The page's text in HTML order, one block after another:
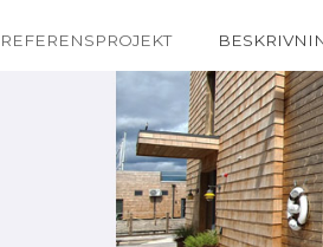
REFERENSPROJEKT